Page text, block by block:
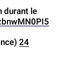
durant le
24